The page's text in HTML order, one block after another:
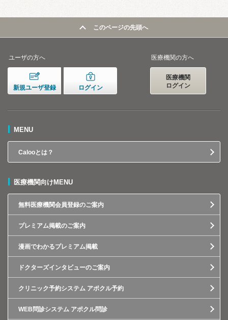
このページの先頭へ
ユーザの方へ
新規ユーザ登録 ログイン
医療機関の方へ
医療機関
ログイン
MENU
Calooとは？
医療機関向けMENU
無料医療機関会員登録のご案内
プレミアム掲載のご案内
漫画でわかるプレミアム掲載
ドクターズインタビューのご案内
クリニック予約システム アポクル予約
WEB問診システム アポクル問診